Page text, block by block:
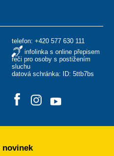
telefon: +420 577 630 111
infolinka s online přepisem
řeči pro osoby s postižením
sluchu
datová schránka: ID: 5ttb7bs
novinek